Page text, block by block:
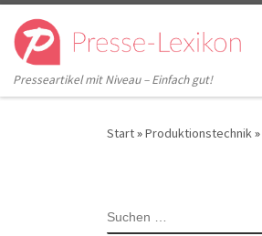
Zum Inhalt springen
Presseartikel mit Niveau – Einfach gut!
Start»Produktionstechnik»
SUCHE